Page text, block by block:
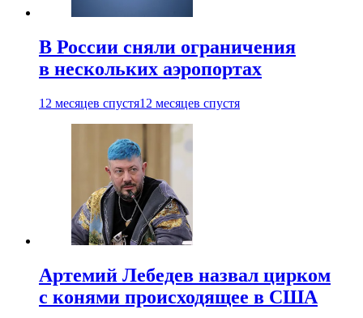
В России сняли ограничения
в нескольких аэропортах
12 месяцев спустя12 месяцев спустя
Артемий Лебедев назвал цирком
с конями происходящее в США